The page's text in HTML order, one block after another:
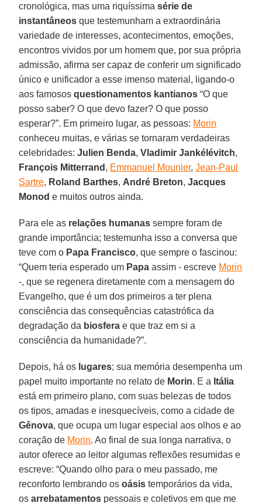
cronológica, mas uma riquíssimasérie de
instantâneos que testemunham a extraordinária
variedade de interesses, acontecimentos, emoções,
encontros vividos por um homem que, por sua própria
admissão, afirma ser capaz de conferir um significado
único e unificador a esse imenso material, ligando-o
aos famososquestionamentos kantianos “O que
posso saber? O que devo fazer? O que posso
esperar?”. Em primeiro lugar, as pessoas: Morin
conheceu muitas, e várias se tornaram verdadeiras
celebridades:Julien Benda,Vladimir Jankélévitch,
François Mitterrand , Emmanuel Mounier,Jean-Paul
Sartre, Roland Barthes, André Breton,Jacques
Monod e muitos outros ainda.
Para ele as relações humanas sempre foram de
grande importância; testemunha isso a conversa que
teve com o Papa Francisco, que sempre o fascinou:
“Quem teria esperado um Papa assim - escreve Morin
-, que se regenera diretamente com a mensagem do
Evangelho, que é um dos primeiros a ter plena
consciência das consequências catastrófica da
degradação da biosfera e que traz em si a
consciência da humanidade?”.
Depois, há os lugares; sua memória desempenha um
papel muito importante no relato de Morin. E a Itália
está em primeiro plano, com suas belezas de todos
os tipos, amadas e inesquecíveis, como a cidade de
Gênova, que ocupa um lugar especial aos olhos e ao
coração de Morin. Ao final de sua longa narrativa, o
autor oferece ao leitor algumas reflexões resumidas e
escreve: “Quando olho para o meu passado, me
reconforto lembrando osoásis temporários da vida,
osarrebatamentos pessoais e coletivos em que me